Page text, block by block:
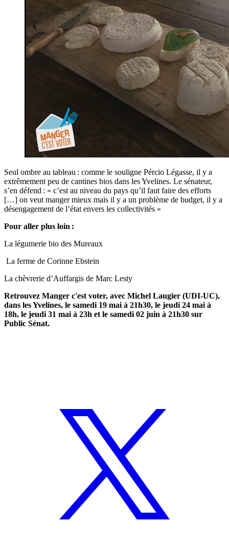
Seul ombre au tableau : comme le souligne Pércio Légasse, il y a
extrêmement peu de cantines bios dans les Yvelines. Le sénateur,
s’en défend : « c’est au niveau du pays qu’il faut faire des efforts
[…] on veut manger mieux mais il y a un problème de budget, il y a
désengagement de l’état envers les collectivités »
Pour aller plus loin :
La légumerie bio des Mureaux
La ferme de Corinne Ebstein
La chèvrerie d’Auffargis de Marc Lesty
Retrouvez Manger c'est voter, avec Michel Laugier (UDI-UC),
dans les Yvelines, le samedi 19 mai à 21h30, le jeudi 24 mai à
18h, le jeudi 31 mai à 23h et le samedi 02 juin à 21h30 sur
Public Sénat.